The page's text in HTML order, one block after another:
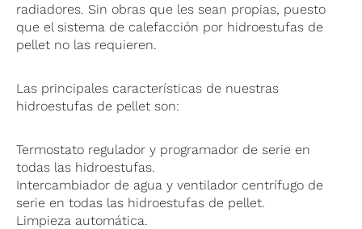
radiadores. Sin obras que les sean propias, puesto
que el sistema de calefacción por hidroestufas de
pellet no las requieren.
Las principales características de nuestras
hidroestufas de pellet son:
Termostato regulador y programador de serie en
todas las hidroestufas.
Intercambiador de agua y ventilador centrífugo de
serie en todas las hidroestufas de pellet.
Limpieza automática.